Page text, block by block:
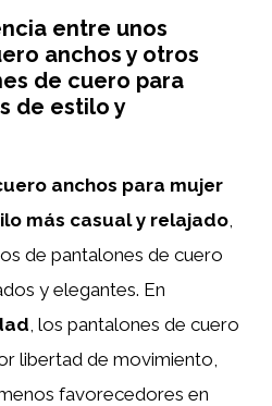
entre unos
anchos y otros
de cuero para
de estilo y
anchos para mujer
más casual y relajado,
de pantalones de cuero
y elegantes. En
, los pantalones de cuero
libertad de movimiento,
favorecedores en